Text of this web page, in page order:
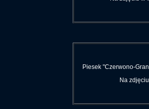
Piesek "Czerwono-
Na